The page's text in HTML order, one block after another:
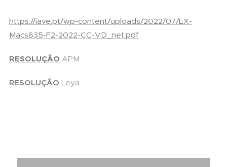
https://iave.pt/wp-content/uploads/2022/07/EX-
Macs835-F2-2022-CC-VD_net.pdf
RESOLUÇÃO APM
RESOLUÇÃO Leya